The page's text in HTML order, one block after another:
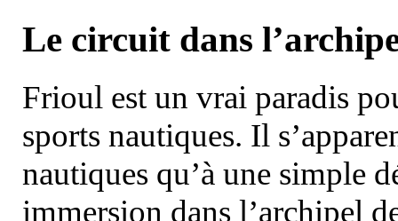
Le circuit dans
Frioul est un vrai paradis
sports nautiques. Il
nautiques qu’à une simple
immersion dans l’archipel